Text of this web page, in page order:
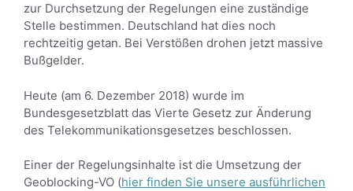
zur Durchsetzung der Regelungen eine zuständige
Stelle bestimmen. Deutschland hat dies noch
rechtzeitig getan. Bei Verstößen drohen jetzt massive
Bußgelder.
Heute (am 6. Dezember 2018) wurde im
Bundesgesetzblatt das Vierte Gesetz zur Änderung
des Telekommunikationsgesetzes beschlossen.
Einer der Regelungsinhalte ist die Umsetzung der
Geoblocking-VO (hier finden Sie unsere ausführlichen